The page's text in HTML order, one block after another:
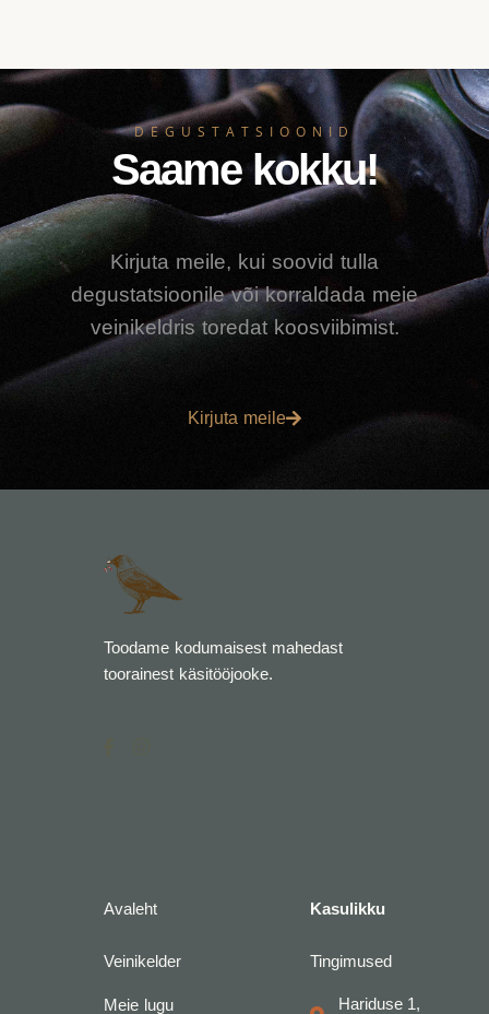
DEGUSTATSIOONID
Saame kokku!
Kirjuta meile, kui soovid tulla
degustatsioonile või korraldada meie
veinikeldris toredat koosviibimist.
Kirjuta meile
Toodame kodumaisest mahedast
toorainest käsitööjooke.
f
Avaleht
Veinikelder
Meie lugu
Kasulikku
Tingimused
Hariduse 1,